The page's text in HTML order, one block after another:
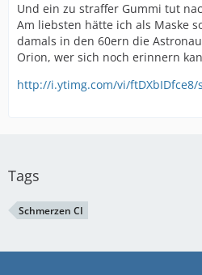
Und ein zu straffer Gummi tut
Am liebsten hätte ich als Maske
damals in den 60ern die
Orion, wer sich noch erinnern
http://i.ytimg.com/vi/
Tags
Schmerzen CI